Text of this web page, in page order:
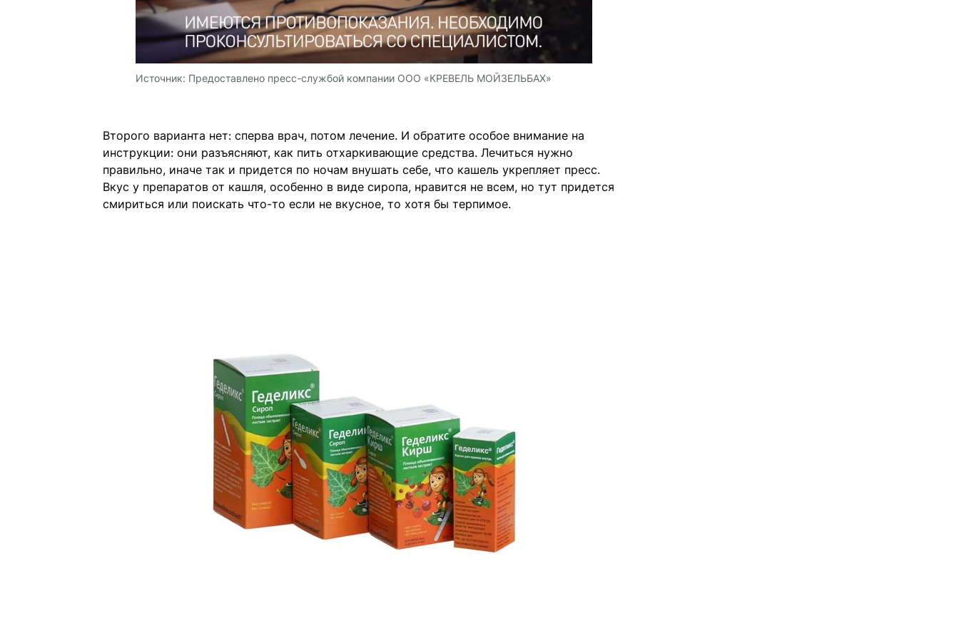
Источник: Предоставлено пресс-службой компании ООО «КРЕВЕЛЬ МОЙЗЕЛЬБАХ»
Второго варианта нет: сперва врач, потом лечение. И обратите особое внимание на
инструкции: они разъясняют, как пить отхаркивающие средства. Лечиться нужно
правильно, иначе так и придется по ночам внушать себе, что кашель укрепляет пресс.
Вкус у препаратов от кашля, особенно в виде сиропа, нравится не всем, но тут придется
смириться или поискать что-то если не вкусное, то хотя бы терпимое.